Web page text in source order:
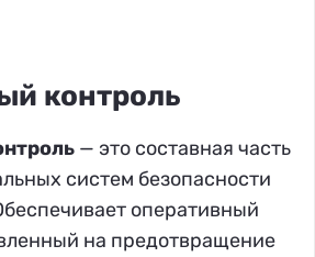
контроль
— это составная часть
систем безопасности
оперативный
на предотвращение